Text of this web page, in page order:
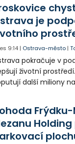
je
9:14 | Ostrava-město |
pokračuje v
životní
další miliony